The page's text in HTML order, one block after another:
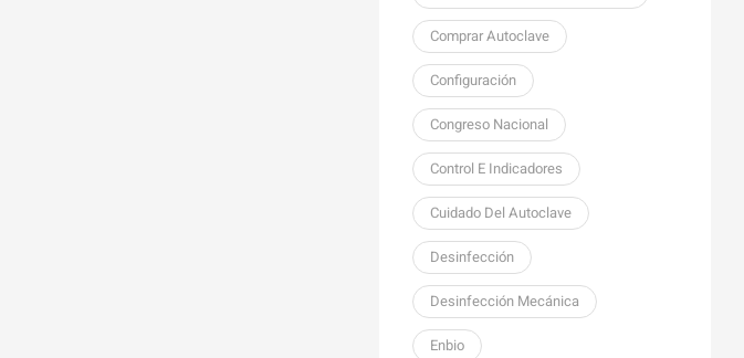
Comprar Autoclave
Configuración
Congreso Nacional
Control E Indicadores
Cuidado Del Autoclave
Desinfección
Desinfección Mecánica
Enbio